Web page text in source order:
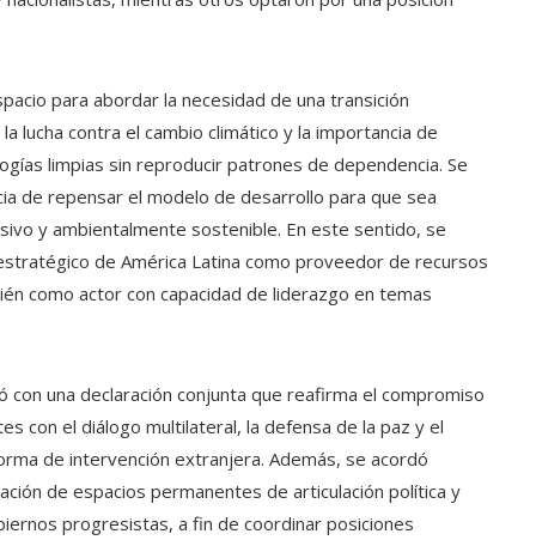
para abordar la necesidad de una transición
lucha contra el cambio climático y la importancia de
limpias sin reproducir patrones de dependencia. Se
de repensar el modelo de desarrollo para que sea
y ambientalmente sostenible. En este sentido, se
de América Latina como proveedor de recursos
como actor con capacidad de liderazgo en temas
con una declaración conjunta que reafirma el compromiso
con el diálogo multilateral, la defensa de la paz y el
de intervención extranjera. Además, se acordó
de espacios permanentes de articulación política y
progresistas, a fin de coordinar posiciones